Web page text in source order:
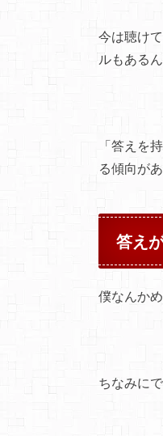
今は聴け
ルもある
「答えを
る傾向が
答え
僕なんか
ちなみに